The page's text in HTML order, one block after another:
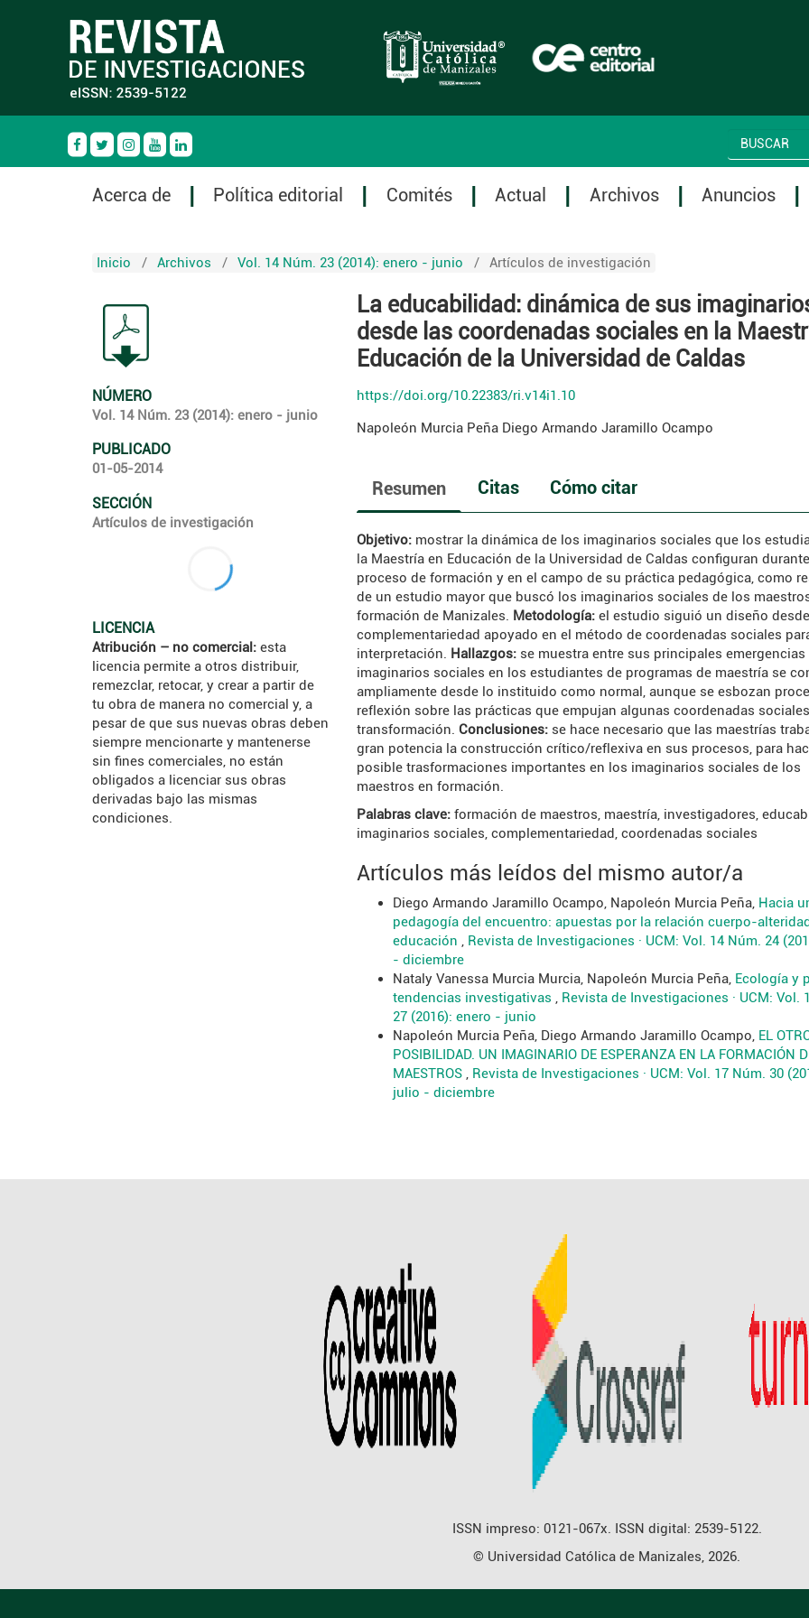
Acerca de Política editorial Comités Actual Archivos Anuncios
Inicio / Archivos / Vol. 14 Núm. 23 (2014): enero - junio / Artículos de investigación
NÚMERO
Vol. 14 Núm. 23 (2014): enero - junio
PUBLICADO
01-05-2014
SECCIÓN
Artículos de investigación
LICENCIA
Atribución – no comercial: esta
licencia permite a otros distribuir,
remezclar, retocar, y crear a partir de
tu obra de manera no comercial y, a
pesar de que sus nuevas obras deben
siempre mencionarte y mantenerse
sin fines comerciales, no están
obligados a licenciar sus obras
derivadas bajo las mismas
condiciones.
La educabilidad: dinámica de sus
desde las coordenadas sociales en la
Educación de la Universidad de Caldas
https://doi.org/10.22383/ri.v14i1.10
Napoleón Murcia Peña Diego Armando Jaramillo Ocampo
Resumen Citas Cómo citar
Objetivo:mostrar la dinámica de los imaginarios sociales que los
la Maestría en Educación de la Universidad de Caldas configuran
proceso de formación y en el campo de su práctica pedagógica, como
de un estudio mayor que buscó los imaginarios sociales de los
formación de Manizales. Metodología:el estudio siguió un diseño
complementariedad apoyado en el método de coordenadas sociales
interpretación. Hallazgos:se muestra entre sus principales emergencias
imaginarios sociales en los estudiantes de programas de maestría se
ampliamente desde lo instituido como normal, aunque se esbozan
reflexión sobre las prácticas que empujan algunas coordenadas
transformación. Conclusiones:se hace necesario que las maestrías
gran potencia la construcción crítico/reflexiva en sus procesos, para
posible trasformaciones importantes en los imaginarios sociales de los
maestros en formación.
Palabras clave: formación de maestros, maestría, investigadores,
imaginarios sociales, complementariedad, coordenadas sociales
Artículos más leídos del mismo autor/a
Diego Armando Jaramillo Ocampo, Napoleón Murcia Peña, Hacia
pedagogía del encuentro: apuestas por la relación cuerpo-
educación , Revista de Investigaciones · UCM: Vol. 14 Núm. 24
- diciembre
Nataly Vanessa Murcia Murcia, Napoleón Murcia Peña, Ecología y
tendencias investigativas , Revista de Investigaciones · UCM: Vol.
27 (2016): enero - junio
Napoleón Murcia Peña, Diego Armando Jaramillo Ocampo, EL
POSIBILIDAD. UN IMAGINARIO DE ESPERANZA EN LA FORMACIÓN
MAESTROS , Revista de Investigaciones · UCM: Vol. 17 Núm. 30
julio - diciembre
ISSN impreso: 0121-067x. ISSN digital: 2539-5122.
© Universidad Católica de Manizales, 2026.